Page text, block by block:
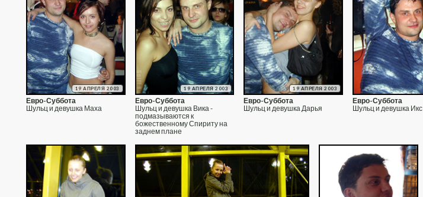
19 АПРЕЛЯ 2003
Евро-Суббота
Шульц и девушка Маха
19 АПРЕЛЯ 2003
Евро-Суббота
Шульц и девушка Вика -
подмазываются к
божественному Спириту на
заднем плане
19 АПРЕЛЯ 2003
Евро-Суббота
Шульц и девушка Дарья
Евро-Суббота
Шульц и девушка Икс